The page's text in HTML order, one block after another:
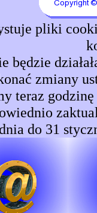
pliki
będzie
zmiany
teraz
do 31